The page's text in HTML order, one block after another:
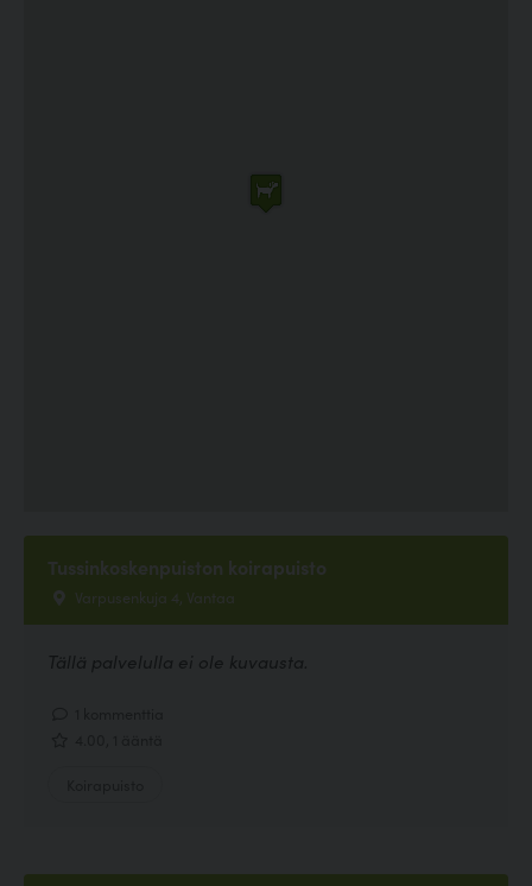
Tussinkoskenpuiston koirapuisto
Varpusenkuja 4, Vantaa
Tällä palvelulla ei ole kuvausta.